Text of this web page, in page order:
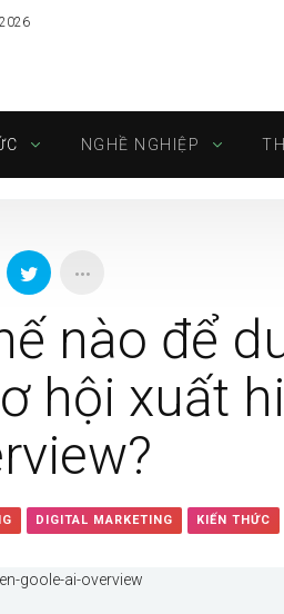
NGHỀ NGHIỆP
nào để
hội xuất
DIGITAL MARKETING KIẾN THỨC